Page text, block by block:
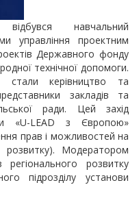
відбувся навчальний
управління проектним
Державного фонду
технічної допомоги.
керівництво та
закладів та
ради. Цей захід
«U-LEAD з Європою»
прав і можливостей на
розвитку). Модератором
розвитку
підрозділу установи